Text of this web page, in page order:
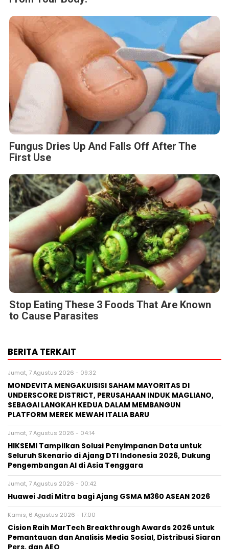
Fungus Dries Up And Falls Off After The
First Use
Stop Eating These 3 Foods That Are Known
to Cause Parasites
BERITA TERKAIT
Jumat, 7 Agustus 2026 - 09:32
MONDEVITA MENGAKUISISI SAHAM MAYORITAS DI
UNDERSCORE DISTRICT, PERUSAHAAN INDUK MAGLIANO,
SEBAGAI LANGKAH KEDUA DALAM MEMBANGUN
PLATFORM MEREK MEWAH ITALIA BARU
Jumat, 7 Agustus 2026 - 04:14
HIKSEMI Tampilkan Solusi Penyimpanan Data untuk
Seluruh Skenario di Ajang DTI Indonesia 2026, Dukung
Pengembangan AI di Asia Tenggara
Jumat, 7 Agustus 2026 - 00:42
Huawei Jadi Mitra bagi Ajang GSMA M360 ASEAN 2026
Kamis, 6 Agustus 2026 - 17:00
Cision Raih MarTech Breakthrough Awards 2026 untuk
Pemantauan dan Analisis Media Sosial, Distribusi Siaran